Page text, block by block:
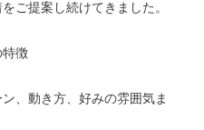
ご提案し続けてきました。
徴
、動き方、好みの雰囲気ま